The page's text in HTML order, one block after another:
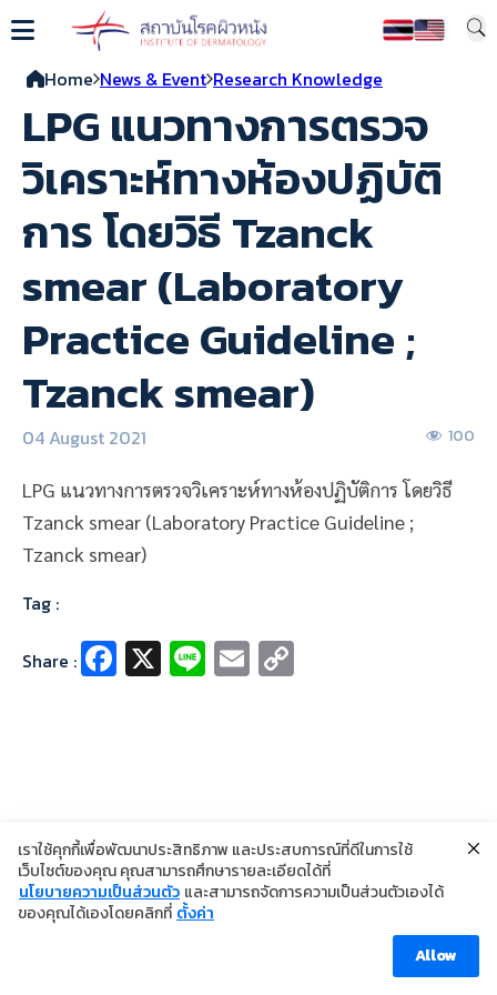
Home News & Event Research Knowledge
LPG แนวทางการตรวจ
วิเคราะห์ทางห้องปฏิบัติ
การ โดยวิธี Tzanck
smear (Laboratory
Practice Guideline ;
Tzanck smear)
04 August 2021 100
LPG แนวทางการตรวจวิเคราะห์ทางห้องปฏิบัติการ โดยวิธี
Tzanck smear (Laboratory Practice Guideline ;
Tzanck smear)
Tag :
Share : Fa
ce
k
X Li
n
E
m
n
k
©2024 Copyright Institute of Dermatology Thailand
นโยบายการคุ้มครองข้อมูลส่วนบุคคล
Visitor [ahc_total_visits]
เราใช้คุกกี้เพื่อพัฒนาประสิทธิภาพ และประสบการณ์ที่ดีในการใช้
เว็บไซต์ของคุณ คุณสามารถศึกษารายละเอียดได้ที่
นโยบายความเป็นส่วนตัว และสามารถจัดการความเป็นส่วนตัวเองได้
ของคุณได้เองโดยคลิกที่ ตั้งค่า
Allow